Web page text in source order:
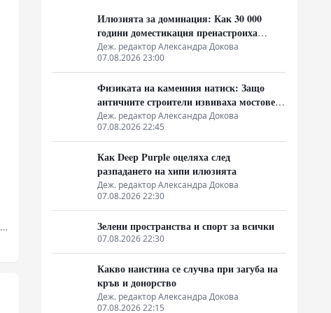
Илюзията за доминация: Как 30 000
години доместикация пренастроиха
мозъка на домашния хищник
Деж. редактор Александра Докова
07.08.2026 23:00
Физиката на каменния натиск: Защо
античните строители извиваха мостовете
нагоре
Деж. редактор Александра Докова
07.08.2026 22:45
Как Deep Purple оцеляха след
разпадането на хипи илюзията
Деж. редактор Александра Докова
07.08.2026 22:30
Зелени пространства и спорт за всички
07.08.2026 22:30
Какво наистина се случва при загуба на
кръв и донорство
Деж. редактор Александра Докова
07.08.2026 22:15